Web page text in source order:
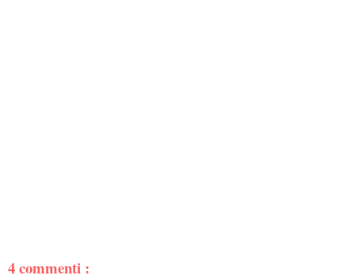
4 commenti :